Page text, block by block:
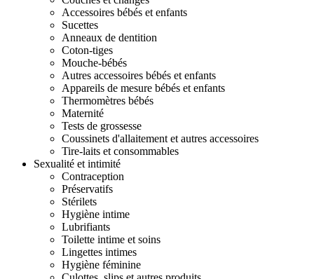
Accessoires bébés et enfants
Sucettes
Anneaux de dentition
Coton-tiges
Mouche-bébés
Autres accessoires bébés et enfants
Appareils de mesure bébés et enfants
Thermomètres bébés
Maternité
Tests de grossesse
Coussinets d'allaitement et autres accessoires
Tire-laits et consommables
Sexualité et intimité
Contraception
Préservatifs
Stérilets
Hygiène intime
Lubrifiants
Toilette intime et soins
Lingettes intimes
Hygiène féminine